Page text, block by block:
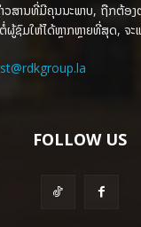
ວສານທີ່ມີຄຸນນະພາບ, ຖືກຕ້ອງ
ຊົມໃຫ້ໄດ້ຫຼາກຫຼາຍທີ່ສຸດ, ຈະ
FOLLOW US